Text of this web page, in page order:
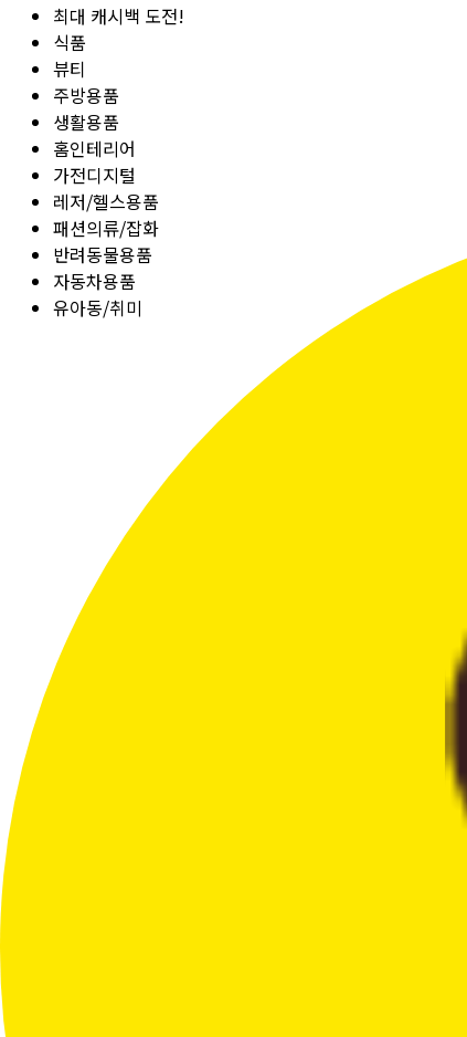
최대 캐시백 도전!
식품
뷰티
주방용품
생활용품
홈인테리어
가전디지털
레저/헬스용품
패션의류/잡화
반려동물용품
자동차용품
유아동/취미